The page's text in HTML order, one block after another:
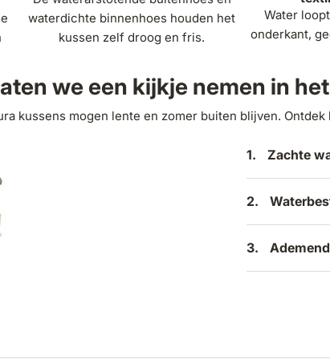
waterdichte binnenhoes houden het
kussen zelf droog en fris.
Water
onderkant,
we een kijkje nemen in
kussens mogen lente en zomer buiten blijven.
1. Zachte
2.
3.